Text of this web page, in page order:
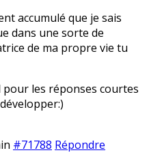
accumulé que je sais
dans une sorte de
de ma propre vie tu
les réponses courtes
#71788 Répondre